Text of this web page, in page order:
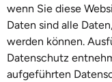
wenn Sie diese
Daten sind alle
werden können.
Datenschutz
aufgeführten